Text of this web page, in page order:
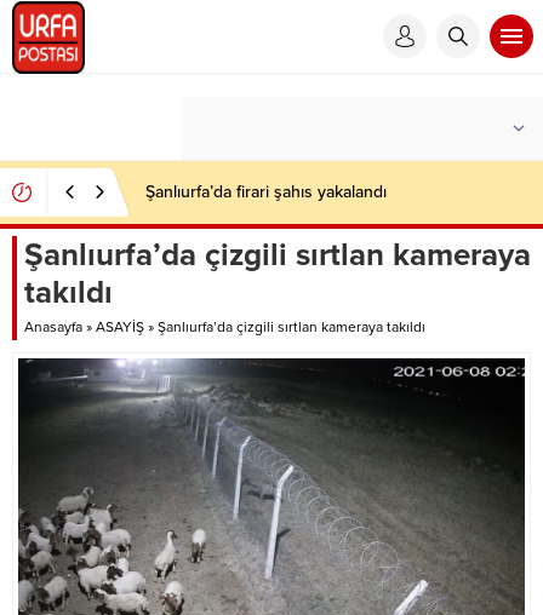
Şanlıurfa’da firari şahıs yakalandı
Şanlıurfa’da çizgili sırtlan kameraya
takıldı
Anasayfa » ASAYİŞ » Şanlıurfa’da çizgili sırtlan kameraya takıldı